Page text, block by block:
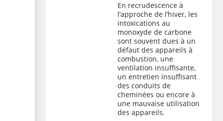
En recrudescence à
l’approche de l’hiver, les
intoxications au
monoxyde de carbone
sont souvent dues à un
défaut des appareils à
combustion, une
ventilation insuffisante,
un entretien insuffisant
des conduits de
cheminées ou encore à
une mauvaise utilisation
des appareils.